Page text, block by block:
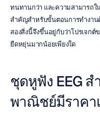
ทนทานกว่า และความสามารถใ
สำคัญสำหรับขั้นตอนการทำงาน
สองสิ่งนี้จึงขึ้นอยู่กับว่าโปรเจกต์
ยืดหยุ่นมากน้อยเพียงใด
ชุดหูฟัง EEG ส
พาณิชย์มีราคา